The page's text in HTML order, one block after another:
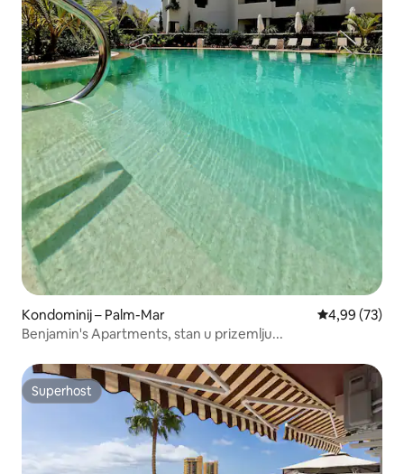
Kondominij – Palm-Mar Prosječna
4,99 (73)
Benjamin's Apartments, stan u prizemlju...
Superhost
Superhost